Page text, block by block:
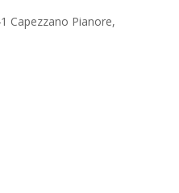
Capezzano Pianore,